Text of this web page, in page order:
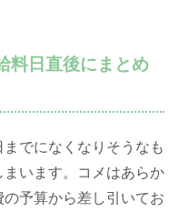
料日直後にまとめ
でになくなりそうなも
います。コメはあらか
予算から差し引いてお